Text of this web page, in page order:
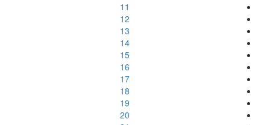
11
12
13
14
15
16
17
18
19
20